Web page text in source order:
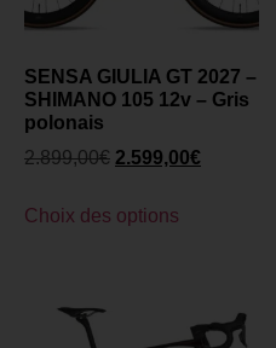
SENSA GIULIA GT 2027 –
SHIMANO 105 12v – Gris
polonais
2.899,00€ 2.599,00€
Choix des options